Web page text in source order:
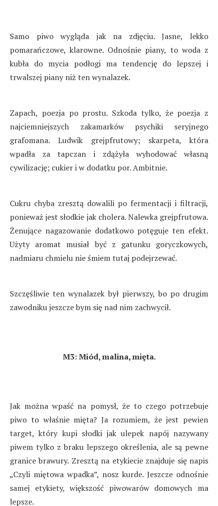
Samo piwo wygląda jak na zdjęciu. Jasne, lekko
pomarańczowe, klarowne. Odnośnie piany, to woda z
kubła do mycia podłogi ma tendencję do lepszej i
trwalszej piany niż ten wynalazek.
Zapach, poezja po prostu. Szkoda tylko, że poezja z
najciemniejszych zakamarków psychiki seryjnego
grafomana. Ludwik grejpfrutowy; skarpeta, która
wpadła za tapczan i zdążyła wyhodować własną
cywilizację; cukier i w dodatku por. Ambitnie.
Cukru chyba zresztą dowalili po fermentacji i filtracji,
ponieważ jest słodkie jak cholera. Nalewka grejpfrutowa.
Żenujące nagazowanie dodatkowo potęguje ten efekt.
Użyty aromat musiał być z gatunku goryczkowych,
nadmiaru chmielu nie śmiem tutaj podejrzewać.
Szczęśliwie ten wynalazek był pierwszy, bo po drugim
zawodniku jeszcze bym się nad nim zachwycił.
M3: Miód, malina, mięta.
Jak można wpaść na pomysł, że to czego potrzebuje
piwo to właśnie mięta? Ja rozumiem, że jest pewien
target, który kupi słodki jak ulepek napój nazywany
piwem tylko z braku lepszego określenia, ale są pewne
granice brawury. Zresztą na etykiecie znajduje się napis
„Czyli miętowa wpadka”, nosz kurde. Jeszcze odnośnie
samej etykiety, większość piwowarów domowych ma
lepsze.